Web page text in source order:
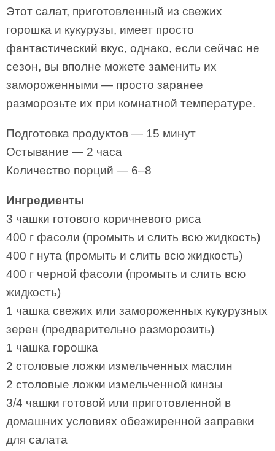
Этот салат, приготовленный из свежих
горошка и кукурузы, имеет просто
фантастический вкус, однако, если сейчас не
сезон, вы вполне можете заменить их
замороженными — просто заранее
разморозьте их при комнатной температуре.
Подготовка продуктов — 15 минут
Остывание — 2 часа
Количество порций — 6–8
Ингредиенты
3 чашки готового коричневого риса
400 г фасоли (промыть и слить всю жидкость)
400 г нута (промыть и слить всю жидкость)
400 г черной фасоли (промыть и слить всю
жидкость)
1 чашка свежих или замороженных кукурузных
зерен (предварительно разморозить)
1 чашка горошка
2 столовые ложки измельченных маслин
2 столовые ложки измельченной кинзы
3/4 чашки готовой или приготовленной в
домашних условиях обезжиренной заправки
для салата